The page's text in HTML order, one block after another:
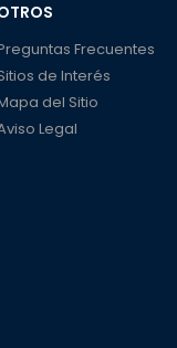
Frecuentes
de Interés
del Sitio
Legal